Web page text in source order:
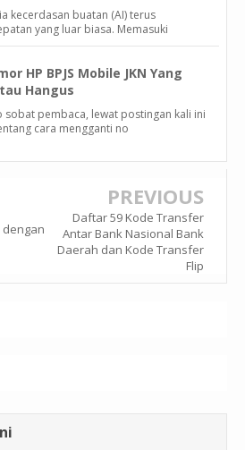
kecerdasan buatan (AI) terus
yang luar biasa. Memasuki
HP BPJS Mobile JKN Yang
Hangus
sobat pembaca, lewat postingan kali ini
cara mengganti no
PREVIOUS
Daftar 59 Kode Transfer
Antar Bank Nasional Bank
Daerah dan Kode Transfer
Flip